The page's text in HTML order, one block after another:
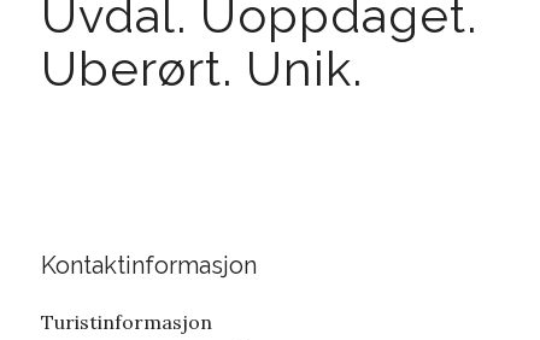
Uvdal. Uoppdaget.
Uberørt. Unik.
Kontaktinformasjon
Turistinformasjon